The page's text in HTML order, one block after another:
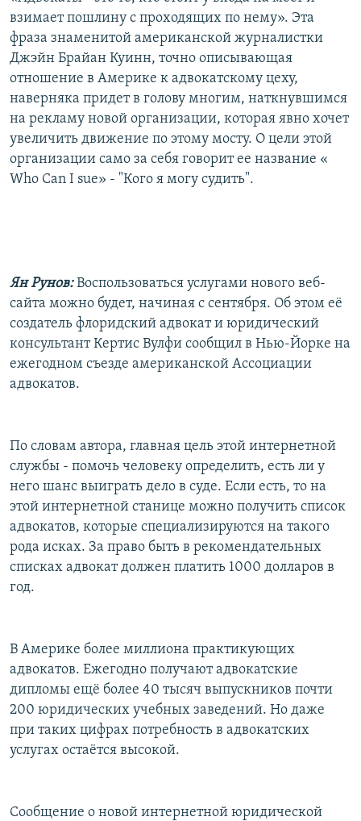
взимает пошлину с проходящих по нему». Эта
фраза знаменитой американской журналистки
Джэйн Брайан Куинн, точно описывающая
отношение в Америке к адвокатскому цеху,
наверняка придет в голову многим, наткнувшимся
на рекламу новой организации, которая явно хочет
увеличить движение по этому мосту. О цели этой
организации само за себя говорит ее название «
Who Can I sue» - "Кого я могу судить".
Ян Рунов: Воспользоваться услугами нового веб-
сайта можно будет, начиная с сентября. Об этом её
создатель флоридский адвокат и юридический
консультант Кертис Вулфи сообщил в Нью-Йорке на
ежегодном съезде американской Ассоциации
адвокатов.
По словам автора, главная цель этой интернетной
службы - помочь человеку определить, есть ли у
него шанс выиграть дело в суде. Если есть, то на
этой интернетной станице можно получить список
адвокатов, которые специализируются на такого
рода исках. За право быть в рекомендательных
списках адвокат должен платить 1000 долларов в
год.
В Америке более миллиона практикующих
адвокатов. Ежегодно получают адвокатские
дипломы ещё более 40 тысяч выпускников почти
200 юридических учебных заведений. Но даже
при таких цифрах потребность в адвокатских
услугах остаётся высокой.
Сообщение о новой интернетной юридической